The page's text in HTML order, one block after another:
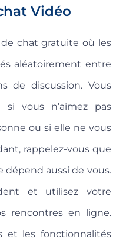
Vidéo
chat gratuite où les
aléatoirement entre
de discussion. Vous
si vous n’aimez pas
ou si elle ne vous
rappelez-vous que
dépend aussi de vous.
et utilisez votre
rencontres en ligne.
et les fonctionnalités